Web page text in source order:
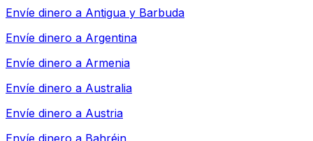
Envíe dinero a Antigua y Barbuda
Envíe dinero a Argentina
Envíe dinero a Armenia
Envíe dinero a Australia
Envíe dinero a Austria